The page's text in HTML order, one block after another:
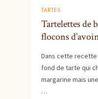
TARTES
Tartelettes de
flocons
Dans cette recette
fond de tarte qui
margarine mais
…